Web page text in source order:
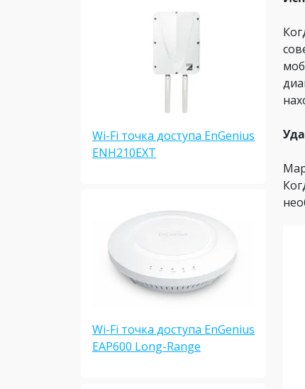
Wi-Fi точка доступа EnGenius
ENH210EXT
Wi-Fi точка доступа EnGenius
EAP600 Long-Range